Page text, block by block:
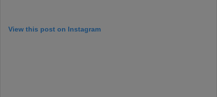
View this post on Instagram